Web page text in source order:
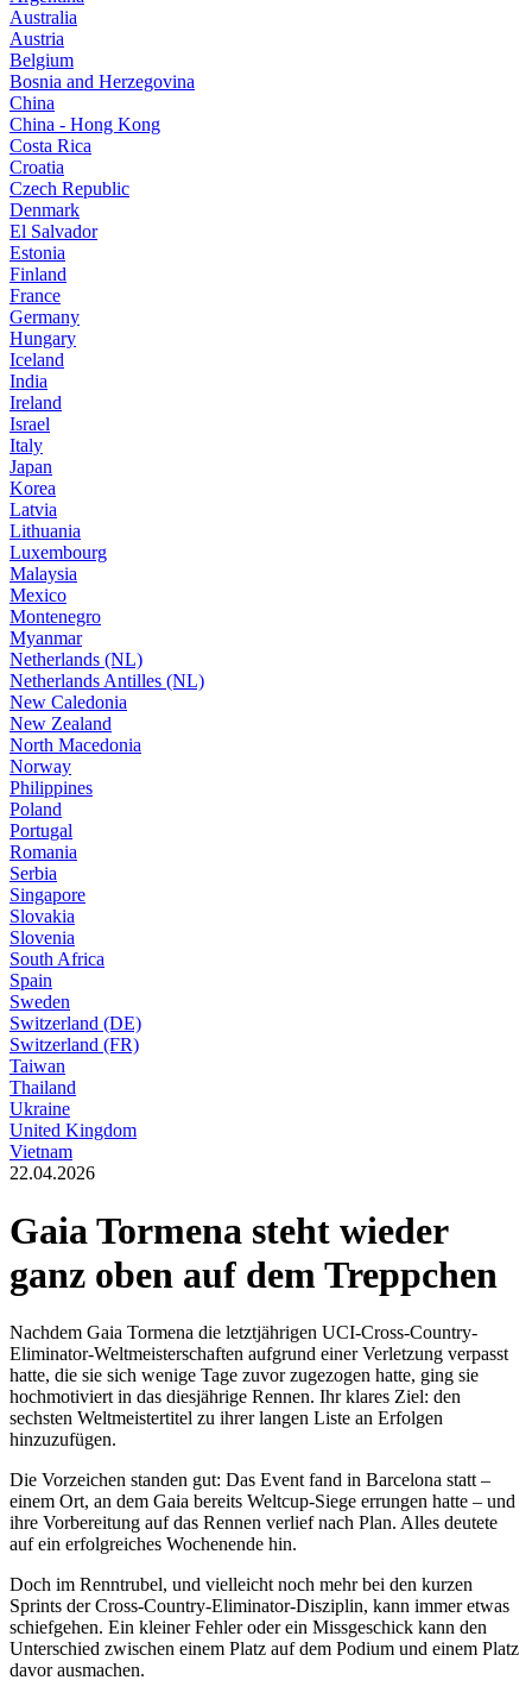
Australia
Austria
Belgium
Bosnia and Herzegovina
China
China - Hong Kong
Costa Rica
Croatia
Czech Republic
Denmark
El Salvador
Estonia
Finland
France
Germany
Hungary
Iceland
India
Ireland
Israel
Italy
Japan
Korea
Latvia
Lithuania
Luxembourg
Malaysia
Mexico
Montenegro
Myanmar
Netherlands (NL)
Netherlands Antilles (NL)
New Caledonia
New Zealand
North Macedonia
Norway
Philippines
Poland
Portugal
Romania
Serbia
Singapore
Slovakia
Slovenia
South Africa
Spain
Sweden
Switzerland (DE)
Switzerland (FR)
Taiwan
Thailand
Ukraine
United Kingdom
Vietnam
22.04.2026
Gaia Tormena steht wieder
ganz oben auf dem Treppchen
Nachdem Gaia Tormena die letztjährigen UCI-Cross-Country-
Eliminator-Weltmeisterschaften aufgrund einer Verletzung verpasst
hatte, die sie sich wenige Tage zuvor zugezogen hatte, ging sie
hochmotiviert in das diesjährige Rennen. Ihr klares Ziel: den
sechsten Weltmeistertitel zu ihrer langen Liste an Erfolgen
hinzuzufügen.
Die Vorzeichen standen gut: Das Event fand in Barcelona statt –
einem Ort, an dem Gaia bereits Weltcup-Siege errungen hatte – und
ihre Vorbereitung auf das Rennen verlief nach Plan. Alles deutete
auf ein erfolgreiches Wochenende hin.
Doch im Renntrubel, und vielleicht noch mehr bei den kurzen
Sprints der Cross-Country-Eliminator-Disziplin, kann immer etwas
schiefgehen. Ein kleiner Fehler oder ein Missgeschick kann den
Unterschied zwischen einem Platz auf dem Podium und einem Platz
davor ausmachen.